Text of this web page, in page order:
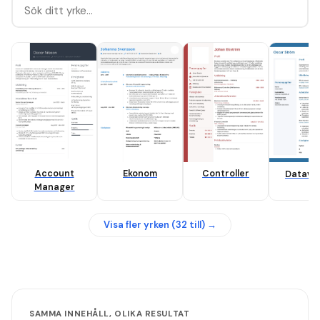
Account
Manager
Ekonom Controller
Visa fler yrken (32 till) →
SAMMA INNEHÅLL, OLIKA RESULTAT